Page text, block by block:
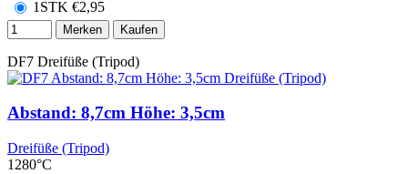
1STK €2,95
Merken Kaufen
DF7 Dreifüße (Tripod)
Abstand: 8,7cm Höhe: 3,5cm
Dreifüße (Tripod)
1280°C